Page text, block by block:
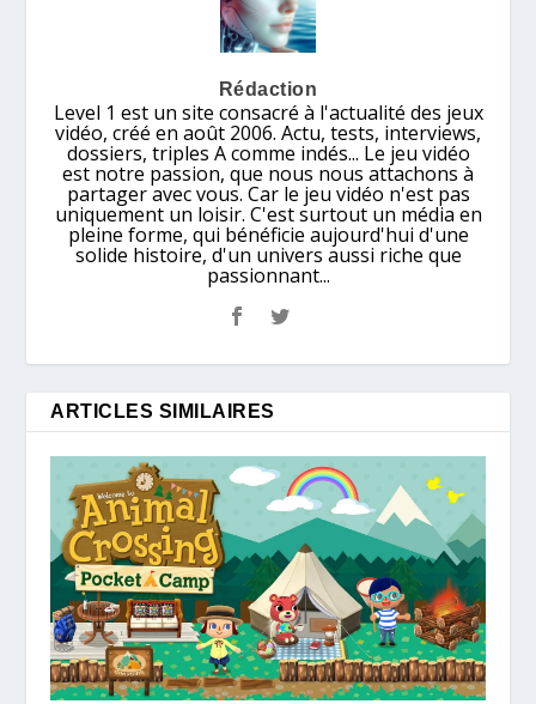
Rédaction
Level 1 est un site consacré à l'actualité des jeux
vidéo, créé en août 2006. Actu, tests, interviews,
dossiers, triples A comme indés... Le jeu vidéo
est notre passion, que nous nous attachons à
partager avec vous. Car le jeu vidéo n'est pas
uniquement un loisir. C'est surtout un média en
pleine forme, qui bénéficie aujourd'hui d'une
solide histoire, d'un univers aussi riche que
passionnant...
ARTICLES SIMILAIRES